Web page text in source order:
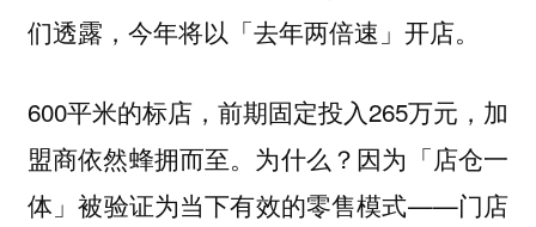
们透露，今年将以「去年两倍速」开店。
600平米的标店，前期固定投入265万元，加
盟商依然蜂拥而至。为什么？ 因为「店仓一
体」被验证为当下有效的零售模式——门店